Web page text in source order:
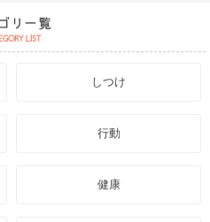
しつけ
行動
健康